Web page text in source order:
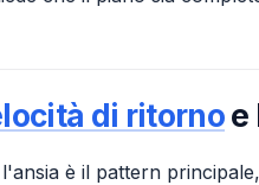
di ritornoe
è il pattern